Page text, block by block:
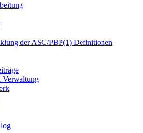
der ASC/PBP(1) Definitionen
Verwaltung